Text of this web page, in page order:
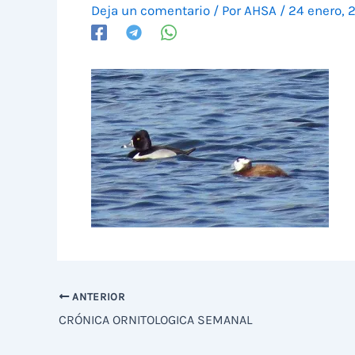
Deja un comentario / Por AHSA / 24 enero,
ANTERIOR
CRÓNICA ORNITOLOGICA SEMANAL